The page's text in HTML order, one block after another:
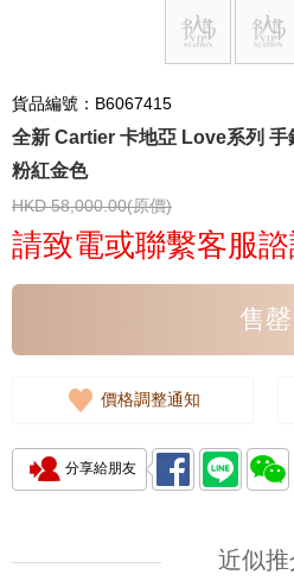
貨品編號：B6067415
全新 Cartier 卡地亞 Love系列
粉紅金色
HKD 58,000.00(原價)
請致電或聯繫客服
售罄
價格調整通知
分享給朋友
近似推